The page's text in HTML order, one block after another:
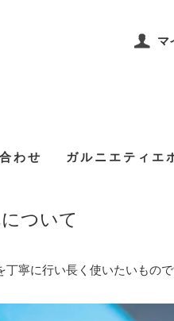
マ
わせ ガルニエティエ
ついて
寧に行い長く使いたいもので